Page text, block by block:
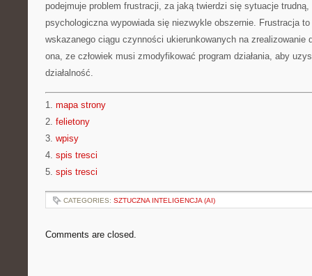
podejmuje problem frustracji, za jaką twierdzi się sytuacje
psychologiczna wypowiada się niezwykle obszernie. Frustracja
wskazanego ciągu czynności ukierunkowanych na zrealizowanie
ona, ze człowiek musi zmodyfikować program działania, aby
działalność.
1. mapa strony
2. felietony
3. wpisy
4. spis tresci
5. spis tresci
CATEGORIES: SZTUCZNA INTELIGENCJA (AI)
Comments are closed.